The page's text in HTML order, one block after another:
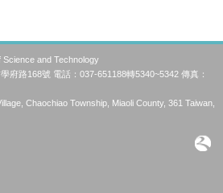
and Technology
府路168號 電話：037-651188轉5340~5342 傳真：
Chaochiao Township, Miaoli County, 361 Taiwan,